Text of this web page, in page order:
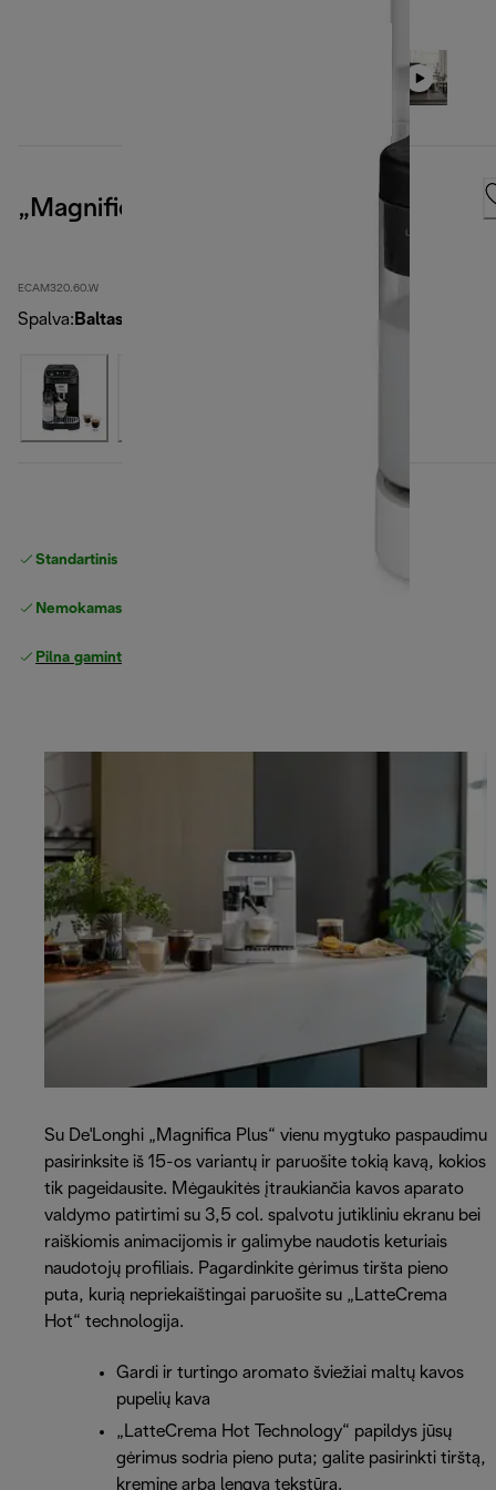
„Magnifica Plus“
ECAM320.60.W
Spalva: Baltas
Standartinis nemokamas
Nemokamas grąžinimas
Pilna gamintojo garantija
Su De'Longhi „Magnifica Plus“ vienu mygtuko paspaudimu
pasirinksite iš 15-os variantų ir paruošite tokią kavą, kokios
tik pageidausite. Mėgaukitės įtraukiančia kavos aparato
valdymo patirtimi su 3,5 col. spalvotu jutikliniu ekranu bei
raiškiomis animacijomis ir galimybe naudotis keturiais
naudotojų profiliais. Pagardinkite gėrimus tiršta pieno
puta, kurią nepriekaištingai paruošite su „LatteCrema
Hot“ technologija.
Gardi ir turtingo aromato šviežiai maltų kavos
pupelių kava
„LatteCrema Hot Technology“ papildys jūsų
gėrimus sodria pieno puta; galite pasirinkti tirštą,
kreminę arba lengvą tekstūrą.